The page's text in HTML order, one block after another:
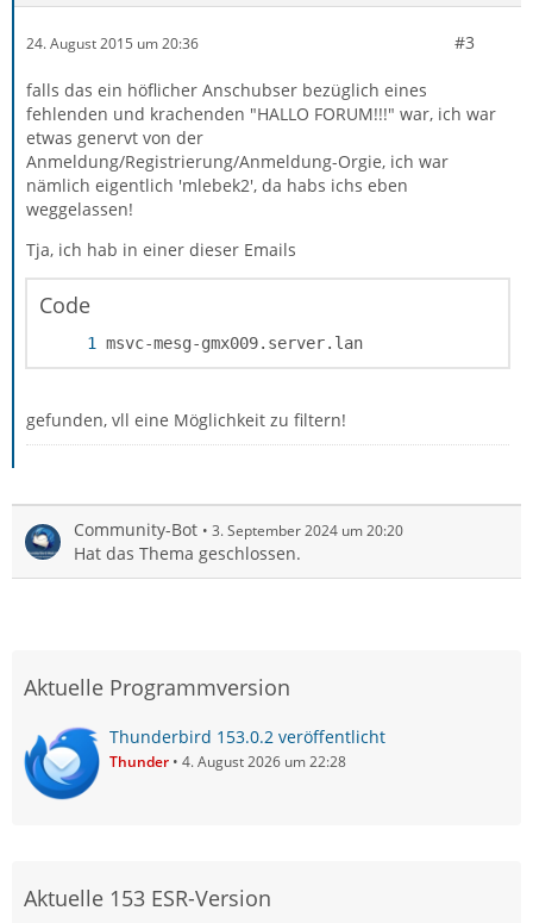
24. August 2015 um 20:36 #3
falls das ein höflicher Anschubser bezüglich eines
fehlenden und krachenden "HALLO FORUM!!!" war, ich war
etwas genervt von der
Anmeldung/Registrierung/Anmeldung-Orgie, ich war
nämlich eigentlich 'mlebek2', da habs ichs eben
weggelassen!
Tja, ich hab in einer dieser Emails
Code
msvc-mesg-gmx009.server.lan
gefunden, vll eine Möglichkeit zu filtern!
Community-Bot 3. September 2024 um 20:20
Hat das Thema geschlossen.
Aktuelle Programmversion
Thunderbird 153.0.2 veröffentlicht
Thunder 4. August 2026 um 22:28
Aktuelle 153 ESR-Version